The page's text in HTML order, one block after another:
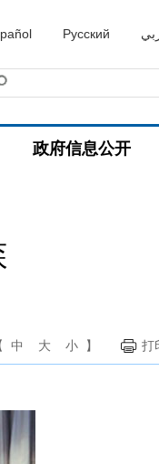
Русский
政府信息公开
中 大 小 】 打